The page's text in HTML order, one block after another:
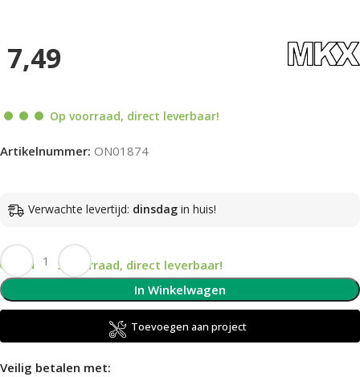
7,49
Op voorraad, direct leverbaar!
Artikelnummer: ON01874
Verwachte levertijd: dinsdag in huis!
Op voorraad, direct leverbaar!
In Winkelwagen
Toevoegen aan project
Veilig betalen met: